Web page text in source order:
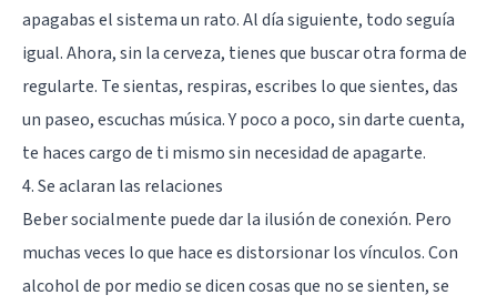
apagabas el sistema un rato. Al día siguiente, todo seguía
igual. Ahora, sin la cerveza, tienes que buscar otra forma de
regularte. Te sientas, respiras, escribes lo que sientes, das
un paseo, escuchas música. Y poco a poco, sin darte cuenta,
te haces cargo de ti mismo sin necesidad de apagarte.
4. Se aclaran las relaciones
Beber socialmente puede dar la ilusión de conexión. Pero
muchas veces lo que hace es distorsionar los vínculos. Con
alcohol de por medio se dicen cosas que no se sienten, se